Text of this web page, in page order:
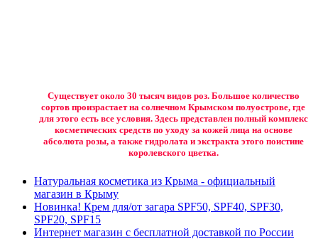
Существует около 30 тысяч видов роз. Большое количество
сортов произрастает на солнечном Крымском полуострове, где
для этого есть все условия. Здесь представлен полный комплекс
косметических средств по уходу за кожей лица на основе
абсолюта розы, а также гидролата и экстракта этого поистине
королевского цветка.
Натуральная косметика из Крыма - официальный
магазин в Крыму
Новинка! Крем для/от загара SPF50, SPF40, SPF30,
SPF20, SPF15
Интернет магазин с бесплатной доставкой по России